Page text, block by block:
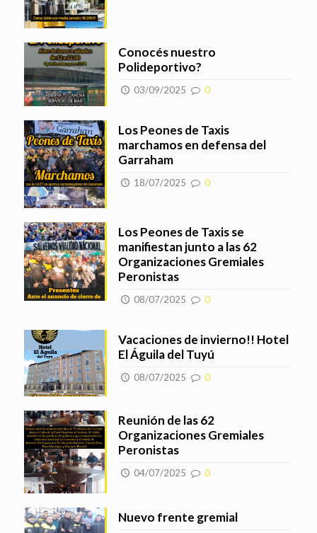
Conocés nuestro
Polideportivo?
03/09/2025 0
Los Peones de Taxis
marchamos en defensa del
Garraham
18/07/2025 0
Los Peones de Taxis se
manifiestan junto a las 62
Organizaciones Gremiales
Peronistas
08/07/2025 0
Vacaciones de invierno!! Hotel
El Águila del Tuyú
08/07/2025 0
Reunión de las 62
Organizaciones Gremiales
Peronistas
04/07/2025 0
Nuevo frente gremial